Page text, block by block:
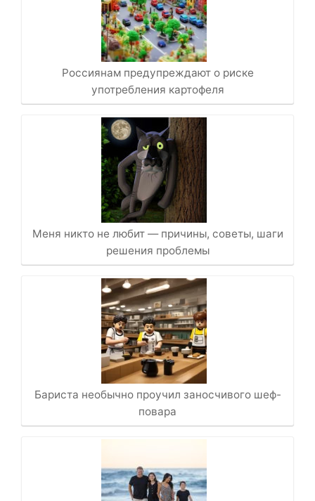
Россиянам предупреждают о риске
употребления картофеля
Меня никто не любит — причины, советы, шаги
решения проблемы
Бариста необычно проучил заносчивого шеф-
повара